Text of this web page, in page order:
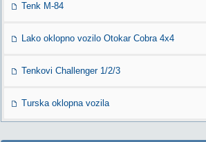
Tenk M-84
Lako oklopno vozilo Otokar Cobra 4x4
Tenkovi Challenger 1/2/3
Turska oklopna vozila